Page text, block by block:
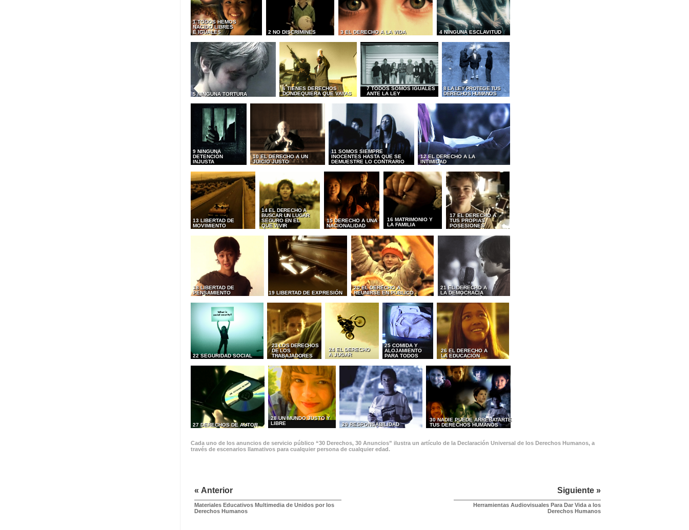
1 TODOS HEMOS
NACIDO LIBRES
E IGUALES
2 NO DISCRIMINES 3 EL DERECHO A LA VIDA 4 NINGUNA ESCLAVITUD
5 NINGUNA TORTURA
6 TIENES DERECHOS
DONDEQUIERA QUE VAYAS
7 TODOS SOMOS IGUALES
ANTE LA LEY
8 LA LEY PROTEGE TUS
DERECHOS HUMANOS
9 NINGUNA
DETENCIÓN
INJUSTA
10 EL DERECHO A UN
JUICIO JUSTO
11 SOMOS SIEMPRE
INOCENTES HASTA QUE SE
DEMUESTRE LO CONTRARIO
12 EL DERECHO A LA
INTIMIDAD
13 LIBERTAD DE
MOVIMIENTO
14 EL DERECHO A
BUSCAR UN LUGAR
SEGURO EN EL
QUE VIVIR
15 DERECHO A UNA
NACIONALIDAD
16 MATRIMONIO Y
LA FAMILIA
17 EL DERECHO A
TUS PROPIAS
POSESIONES
18 LIBERTAD DE
PENSAMIENTO
19 LIBERTAD DE EXPRESIÓN
20 EL DERECHO A
REUNIRSE EN PÚBLICO
21 EL DERECHO A
LA DEMOCRACIA
22 SEGURIDAD SOCIAL
23 LOS DERECHOS
DE LOS
TRABAJADORES
24 EL DERECHO
A JUGAR
25 COMIDA Y
ALOJAMIENTO
PARA TODOS
26 EL DERECHO A
LA EDUCACIÓN
27 DERECHOS DE AUTOR
28 UN MUNDO JUSTO Y
LIBRE
29 RESPONSABILIDAD
30 NADIE PUEDE ARREBATARTE
TUS DERECHOS HUMANOS
Cada uno de los anuncios de servicio público “30 Derechos, 30 Anuncios” ilustra un artículo de la Declaración Universal de los Derechos Humanos, a
través de escenarios llamativos para cualquier persona de cualquier edad.
« Anterior
Materiales Educativos Multimedia de Unidos por los
Derechos Humanos
Siguiente »
Herramientas Audiovisuales Para Dar Vida a los
Derechos Humanos